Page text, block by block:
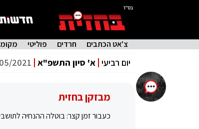
בס"ד
צ'אט הכתבים חרדים פוליטי
יום רביעי א' סיון התשפ"א 2021
מבזקן בחזית
כעבור זמן קצר: בוטלה ההנחיה